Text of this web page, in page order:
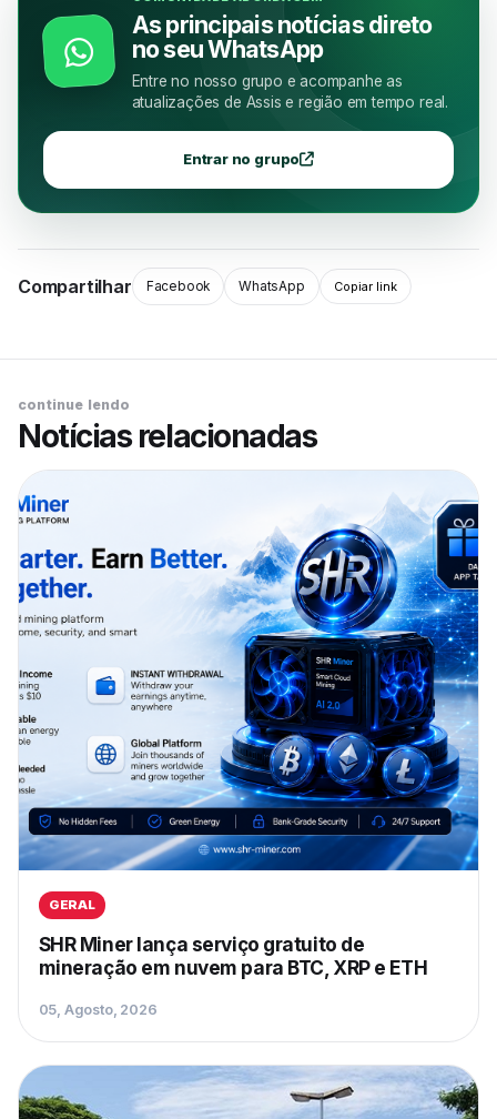
As principais notícias direto
no seu WhatsApp
Entre no nosso grupo e acompanhe as
atualizações de Assis e região em tempo real.
Entrar no grupo
Compartilhar Facebook WhatsApp Copiar link
continue lendo
Notícias relacionadas
GERAL
SHR Miner lança serviço gratuito de
mineração em nuvem para BTC, XRP e ETH
05, Agosto, 2026